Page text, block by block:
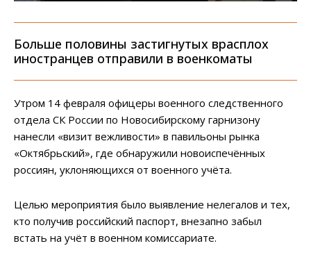
Больше половины застигнутых врасплох
иностранцев отправили в военкоматы
Утром 14 февраля офицеры военного следственного
отдела СК России по Новосибирскому гарнизону
нанесли «визит вежливости» в павильоны рынка
«Октябрьский», где обнаружили новоиспечённых
россиян, уклоняющихся от военного учёта.
Целью мероприятия было выявление нелегалов и тех,
кто получив российский паспорт, внезапно забыл
встать на учёт в военном комиссариате.